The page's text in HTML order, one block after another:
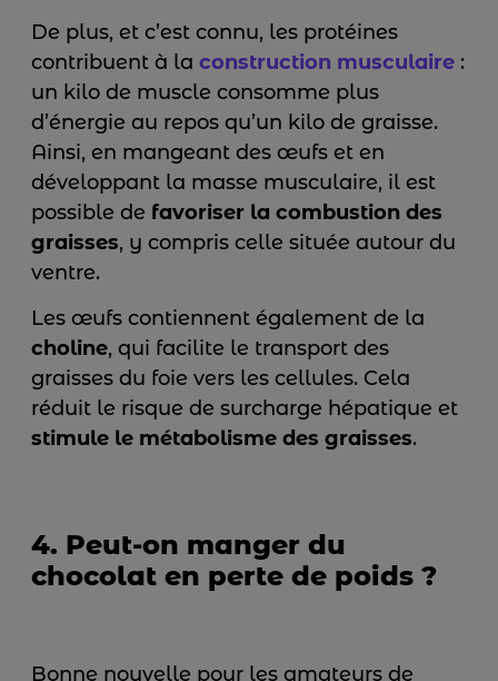
De plus, et c’est connu, les protéines
contribuent à la construction musculaire :
un kilo de muscle consomme plus
d’énergie au repos qu’un kilo de graisse.
Ainsi, en mangeant des œufs et en
développant la masse musculaire, il est
possible de favoriser la combustion des
graisses, y compris celle située autour du
ventre.
Les œufs contiennent également de la
choline, qui facilite le transport des
graisses du foie vers les cellules. Cela
réduit le risque de surcharge hépatique et
stimule le métabolisme des graisses.
4. Peut-on manger du
chocolat en perte de poids ?
Bonne nouvelle pour les amateurs de